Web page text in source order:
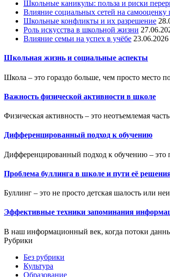
Школьные каникулы: польза и риски
Влияние социальных сетей на самооценку
Школьные конфликты и их разрешение
Роль искусства в школьной жизни
Влияние семьи на успех в учёбе 23.06.2026
Школьная жизнь и социальные аспекты
Школа – это гораздо больше, чем просто место
Важность физической активности в школе
Физическая активность – это неотъемлемая
Дифференцированный подход к обучению
Дифференцированный подход к обучению – это
Проблема буллинга в школе и пути её
Буллинг – это не просто детская шалость или
Эффективные техники запоминания
В наш информационный век, когда потоки
Рубрики
Без рубрики
Культура
Образование